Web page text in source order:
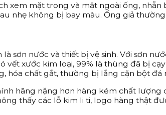
xem mặt trong và mặt ngoài ống,
nhẹ không bị bay màu. Ống giả
sơn nước và thiết bị vệ sinh. Với sơn
xước kim loại, 99% là thùng đã bị
hóa chất gắt, thường bị lắng cặn bột đá
hãng nặng hơn hàng kém chất
thấy các lỗ kim li ti, logo hàng thật